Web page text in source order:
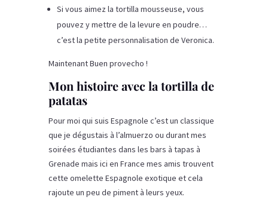
Si vous aimez la tortilla mousseuse, vous
pouvez y mettre de la levure en poudre…
c’est la petite personnalisation de Veronica.
Maintenant Buen provecho !
Mon histoire avec la tortilla de
patatas
Pour moi qui suis Espagnole c’est un classique
que je dégustais à l’almuerzo ou durant mes
soirées étudiantes dans les bars à tapas à
Grenade mais ici en France mes amis trouvent
cette omelette Espagnole exotique et cela
rajoute un peu de piment à leurs yeux.